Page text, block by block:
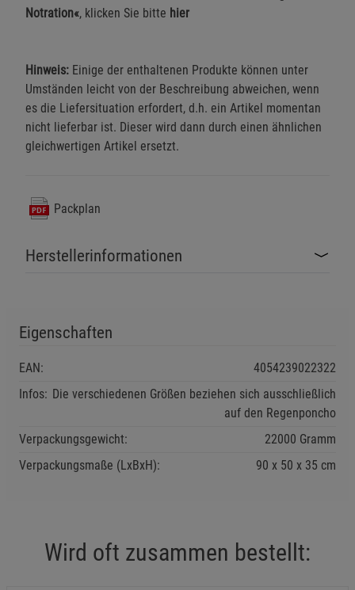
Notration«, klicken Sie bitte hier
Hinweis: Einige der enthaltenen Produkte können unter
Umständen leicht von der Beschreibung abweichen, wenn
es die Liefersituation erfordert, d.h. ein Artikel momentan
nicht lieferbar ist. Dieser wird dann durch einen ähnlichen
gleichwertigen Artikel ersetzt.
Packplan
Herstellerinformationen
Eigenschaften
EAN:
4054239022322
Infos: Die verschiedenen Größen beziehen sich ausschließlich
auf den Regenponcho
Verpackungsgewicht:
22000 Gramm
Verpackungsmaße (LxBxH):
90 50 35 cm
Wird oft zusammen bestellt:
Cookie-Informationen
Marketing Cookies (3) Marketing Cookies
Beschreibung Marketing Cookies
Cookie-Informationen